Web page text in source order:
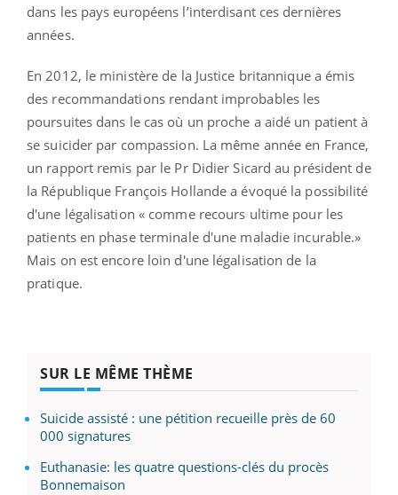
dans les pays européens l’interdisant ces dernières
années.
En 2012, le ministère de la Justice britannique a émis
des recommandations rendant improbables les
poursuites dans le cas où un proche a aidé un patient à
se suicider par compassion. La même année en France,
un rapport remis par le Pr Didier Sicard au président de
la République François Hollande a évoqué la possibilité
d'une légalisation « comme recours ultime pour les
patients en phase terminale d'une maladie incurable.»
Mais on est encore loin d'une légalisation de la
pratique.
SUR LE MÊME THÈME
Suicide assisté : une pétition recueille près de 60
000 signatures
Euthanasie: les quatre questions-clés du procès
Bonnemaison